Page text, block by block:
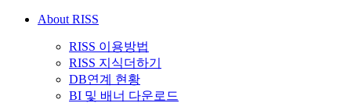
About RISS
RISS 이용방법
RISS 지식더하기
DB연계 현황
BI 및 배너 다운로드